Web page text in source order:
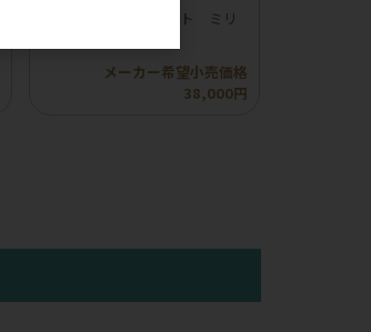
【compet】コムペット ミリ
メーカー希望小売価格
38,000円